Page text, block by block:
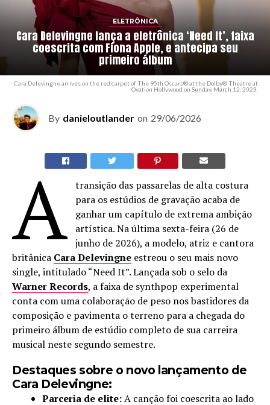
ELETRÔNICA
Cara Delevingne lança a eletrônica ‘Need It’, faixa
coescrita com Fiona Apple, e antecipa seu
primeiro álbum
Cara Delevingne arrives on the red carpet of The 95th Oscars® at the Dolby® Theatre at
Ovation Hollywood on Sunday, March 12, 2023.
By danieloutlander on 29/06/2026
A
transição das passarelas de alta costura
para os estúdios de gravação acaba de
ganhar um capítulo de extrema ambição
artística. Na última sexta-feira (26 de
junho de 2026), a modelo, atriz e cantora
britânica Cara Delevingne estreou o seu mais novo
single, intitulado “Need It”. Lançada sob o selo da
Warner Records, a faixa de synthpop experimental
conta com uma colaboração de peso nos bastidores da
composição e pavimenta o terreno para a chegada do
primeiro álbum de estúdio completo de sua carreira
musical neste segundo semestre.
Destaques sobre o novo lançamento de
Cara Delevingne:
Parceria de elite:A canção foi coescrita ao lado